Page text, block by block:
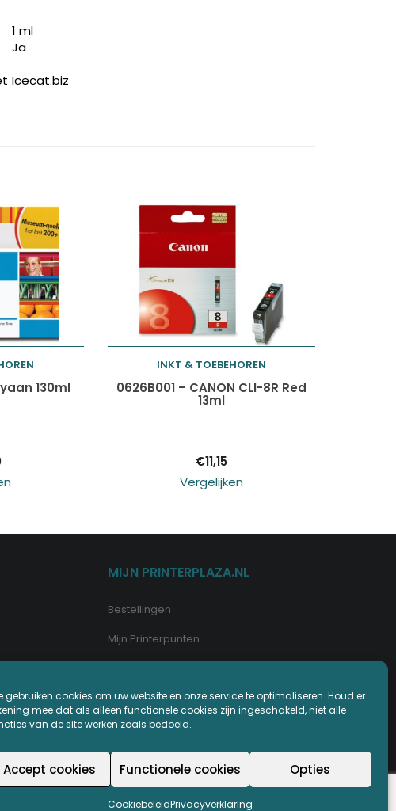
gebruiken cookies om uw website en onze service te optimaliseren. Houd er
mee dat als alleen functionele cookies zijn ingeschakeld, niet alle
van de site werken zoals bedoeld.
Accept cookies Functionele cookies Opties
CookiebeleidPrivacyverklaring
1 ml
Ja
Icecat.biz
130ml Toevoegen aan
INKT & TOEBEHOREN
0626B001 – CANON CLI-8R Red
13ml
€11,15
Vergelijken
MIJN PRINTERPLAZA.NL
Bestellingen
Mijn Printerpunten
Wachtwoord vergeten